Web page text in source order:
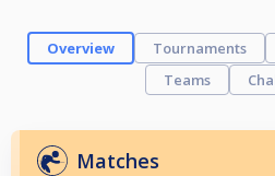
Overview Tournaments
Teams
Matches